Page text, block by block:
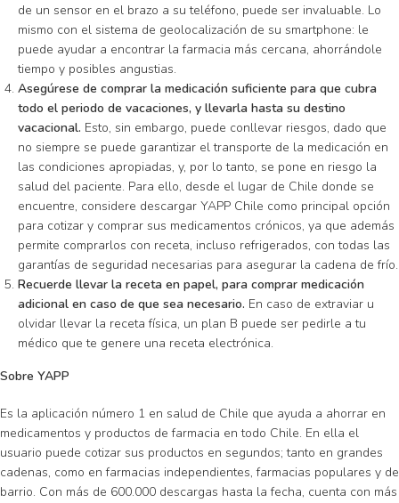
de un sensor en el brazo a su teléfono, puede ser invaluable. Lo
mismo con el sistema de geolocalización de su smartphone: le
puede ayudar a encontrar la farmacia más cercana, ahorrándole
tiempo y posibles angustias.
Asegúrese de comprar la medicación suficiente para que cubra
todo el periodo de vacaciones, y llevarla hasta su destino
vacacional. Esto, sin embargo, puede conllevar riesgos, dado que
no siempre se puede garantizar el transporte de la medicación en
las condiciones apropiadas, y, por lo tanto, se pone en riesgo la
salud del paciente. Para ello, desde el lugar de Chile donde se
encuentre, considere descargar YAPP Chile como principal opción
para cotizar y comprar sus medicamentos crónicos, ya que además
permite comprarlos con receta, incluso refrigerados, con todas las
garantías de seguridad necesarias para asegurar la cadena de frío.
Recuerde llevar la receta en papel, para comprar medicación
adicional en caso de que sea necesario. En caso de extraviar u
olvidar llevar la receta física, un plan B puede ser pedirle a tu
médico que te genere una receta electrónica.
Sobre YAPP
Es la aplicación número 1 en salud de Chile que ayuda a ahorrar en
medicamentos y productos de farmacia en todo Chile. En ella el
usuario puede cotizar sus productos en segundos; tanto en grandes
cadenas, como en farmacias independientes, farmacias populares y de
barrio. Con más de 600.000 descargas hasta la fecha, cuenta con más